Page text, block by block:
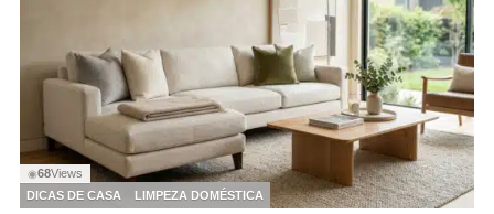
◉68Views
DICAS DE CASA
LIMPEZA DOMÉSTICA